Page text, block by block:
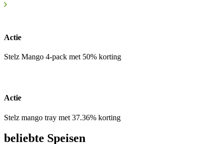
Actie
Stelz Mango 4-pack met 50% korting
Actie
Stelz mango tray met 37.36% korting
beliebte Speisen